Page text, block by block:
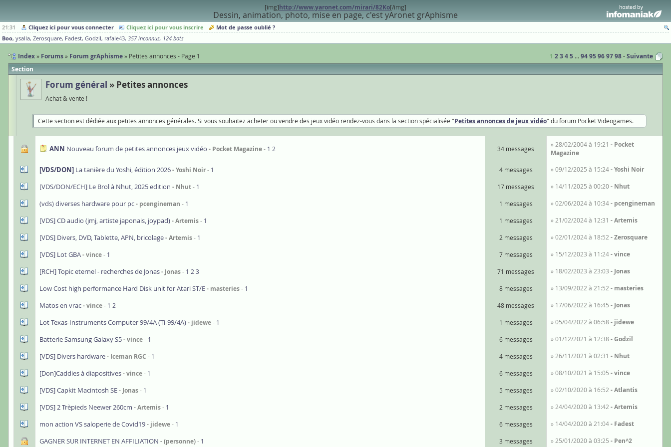
[img]http://www.yaronet.com/mirari/82Ko[/img]
Dessin, animation, photo, mise en page, c'est yAronet grAphisme
21:31 Cliquez ici pour vous connecter Cliquez ici pour vous inscrire
Mot de passe oublié ?
Boo ysalla Zerosquare Fadest Godzil rafale43 357 inconnus 124 bots
Index Forums Forum grAphisme Petites annonces - Page 1 1 2345 ... 9495969798 Suivante
Section
Forum général Petites annonces
Achat & vente !
Cette section est dédiée aux petites annonces générales. Si vous souhaitez acheter ou vendre des jeux vidéo rendez-vous dans la section spécialisée "Petites annonces de jeux vidéo" du forum Pocket Videogames.
ANN Nouveau forum de petites annonces jeux vidéo Pocket Magazine 1 2 34 messages
» 28/02/2004 à 19:21
Pocket
Magazine
[VDS/DON] La tanière du Yoshi, édition 2026 Yoshi Noir 1 4 messages » 09/12/2025 à 15:24 Yoshi Noir
[VDS/DON/ECH] Le Brol à Nhut, 2025 edition Nhut 1 17 messages » 14/11/2025 à 00:20 Nhut
(vds) diverses hardware pour pc pcengineman 1 1 messages » 02/06/2024 à 10:34 pcengineman
[VDS] CD audio (jmj, artiste japonais, joypad) Artemis 1 1 messages » 21/02/2024 à 12:31 Artemis
[VDS] Divers, DVD, Tablette, APN, bricolage Artemis 1 2 messages » 02/01/2024 à 18:52 Zerosquare
[VDS] Lot GBA vince 1 7 messages » 15/12/2023 à 11:24 vince
[RCH] Topic eternel - recherches de Jonas Jonas 1 2 3 71 messages » 18/02/2023 à 23:03 Jonas
Low Cost high performance Hard Disk unit for Atari ST/E masteries 1 8 messages » 13/09/2022 à 21:52 masteries
Matos en vrac vince 1 2 48 messages » 17/06/2022 à 16:45 Jonas
Lot Texas-Instruments Computer 99/4A (Ti-99/4A) jidewe 1 1 messages » 05/04/2022 à 06:58 jidewe
Batterie Samsung Galaxy S5 vince 1 6 messages » 01/12/2021 à 12:38 Godzil
[VDS] Divers hardware Iceman RGC 1 4 messages » 26/11/2021 à 02:31 Nhut
[Don]Caddies à diapositives vince 1 6 messages » 08/10/2021 à 15:05 vince
[VDS] Capkit Macintosh SE Jonas 1 5 messages » 02/10/2020 à 16:52 Atlantis
[VDS] 2 Trèpieds Neewer 260cm Artemis 1 2 messages » 24/04/2020 à 13:42 Artemis
mon action VS saloperie de Covid19 jidewe 1 6 messages » 14/04/2020 à 21:04 Fadest
GAGNER SUR INTERNET EN AFFILIATION (personne) 1 3 messages » 25/01/2020 à 03:25 Pen^2